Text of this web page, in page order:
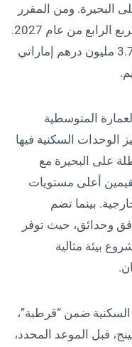
ومن المقرر
انتهاء الأعمال في هذه المرحلة في الربع الرابع من عام 2027.
وتبدأ أسعار الوحدات في ألميريا من 3.7 مليون درهم إماراتي
المتوسطية
الوحدات السكنية فيها
على البحيرة مع
أعلى مستويات
بينما تضم
وحدائق، حيث توفر
بيئة مثالية
ضمن “قرطبة”،
قبل الموعد المحدد،